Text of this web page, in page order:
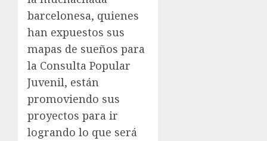
barcelonesa, quienes
han expuestos sus
mapas de sueños para
la Consulta Popular
Juvenil, están
promoviendo sus
proyectos para ir
logrando lo que será